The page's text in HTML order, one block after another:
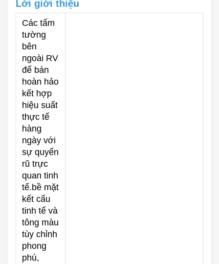
Lời giới thiệu
Các tấm
tường
bên
ngoài RV
để bán
hoàn hảo
kết hợp
hiệu suất
thực tế
hàng
ngày với
sự quyến
rũ trực
quan tinh
tế.bề mặt
kết cấu
tinh tế và
tông màu
tùy chỉnh
phong
phú,